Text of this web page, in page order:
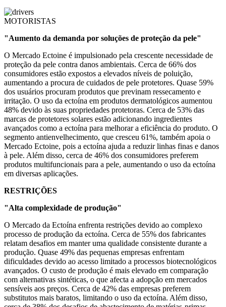
MOTORISTAS
"Aumento da demanda por soluções de proteção da pele"
O Mercado Ectoine é impulsionado pela crescente necessidade de
proteção da pele contra danos ambientais. Cerca de 66% dos
consumidores estão expostos a elevados níveis de poluição,
aumentando a procura de cuidados de pele protetores. Quase 59%
dos usuários procuram produtos que previnam ressecamento e
irritação. O uso da ectoína em produtos dermatológicos aumentou
48% devido às suas propriedades protetoras. Cerca de 53% das
marcas de protetores solares estão adicionando ingredientes
avançados como a ectoína para melhorar a eficiência do produto. O
segmento antienvelhecimento, que cresceu 61%, também apoia o
Mercado Ectoine, pois a ectoína ajuda a reduzir linhas finas e danos
à pele. Além disso, cerca de 46% dos consumidores preferem
produtos multifuncionais para a pele, aumentando o uso da ectoína
em diversas aplicações.
RESTRIÇÕES
"Alta complexidade de produção"
O Mercado da Ectoína enfrenta restrições devido ao complexo
processo de produção da ectoína. Cerca de 55% dos fabricantes
relatam desafios em manter uma qualidade consistente durante a
produção. Quase 49% das pequenas empresas enfrentam
dificuldades devido ao acesso limitado a processos biotecnológicos
avançados. O custo de produção é mais elevado em comparação
com alternativas sintéticas, o que afecta a adopção em mercados
sensíveis aos preços. Cerca de 42% das empresas preferem
substitutos mais baratos, limitando o uso da ectoína. Além disso,